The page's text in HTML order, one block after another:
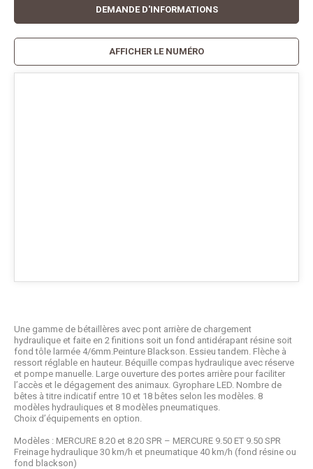
Une gamme de bétaillères avec pont arrière de chargement
hydraulique et faite en 2 finitions soit un fond antidérapant résine soit
fond tôle larmée 4/6mm.Peinture Blackson. Essieu tandem. Flèche à
ressort réglable en hauteur. Béquille compas hydraulique avec réserve
et pompe manuelle. Large ouverture des portes arrière pour faciliter
l’accès et le dégagement des animaux. Gyrophare LED. Nombre de
bêtes à titre indicatif entre 10 et 18 bêtes selon les modèles. 8
modèles hydrauliques et 8 modèles pneumatiques.
Choix d’équipements en option.
Modèles : MERCURE 8.20 et 8.20 SPR – MERCURE 9.50 ET 9.50 SPR
Freinage hydraulique 30 km/h et pneumatique 40 km/h (fond résine ou
fond blackson)
DEMANDE D'INFORMATIONS
AFFICHER LE NUMÉRO